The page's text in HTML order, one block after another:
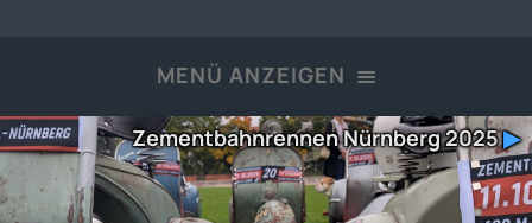
MENÜ ANZEIGEN
Zementbahnrennen Nürnberg 2025▶